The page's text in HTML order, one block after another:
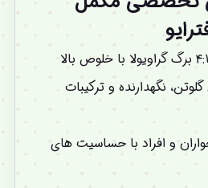
نگهدارنده و ترکیبات
و افراد با حساسیت های